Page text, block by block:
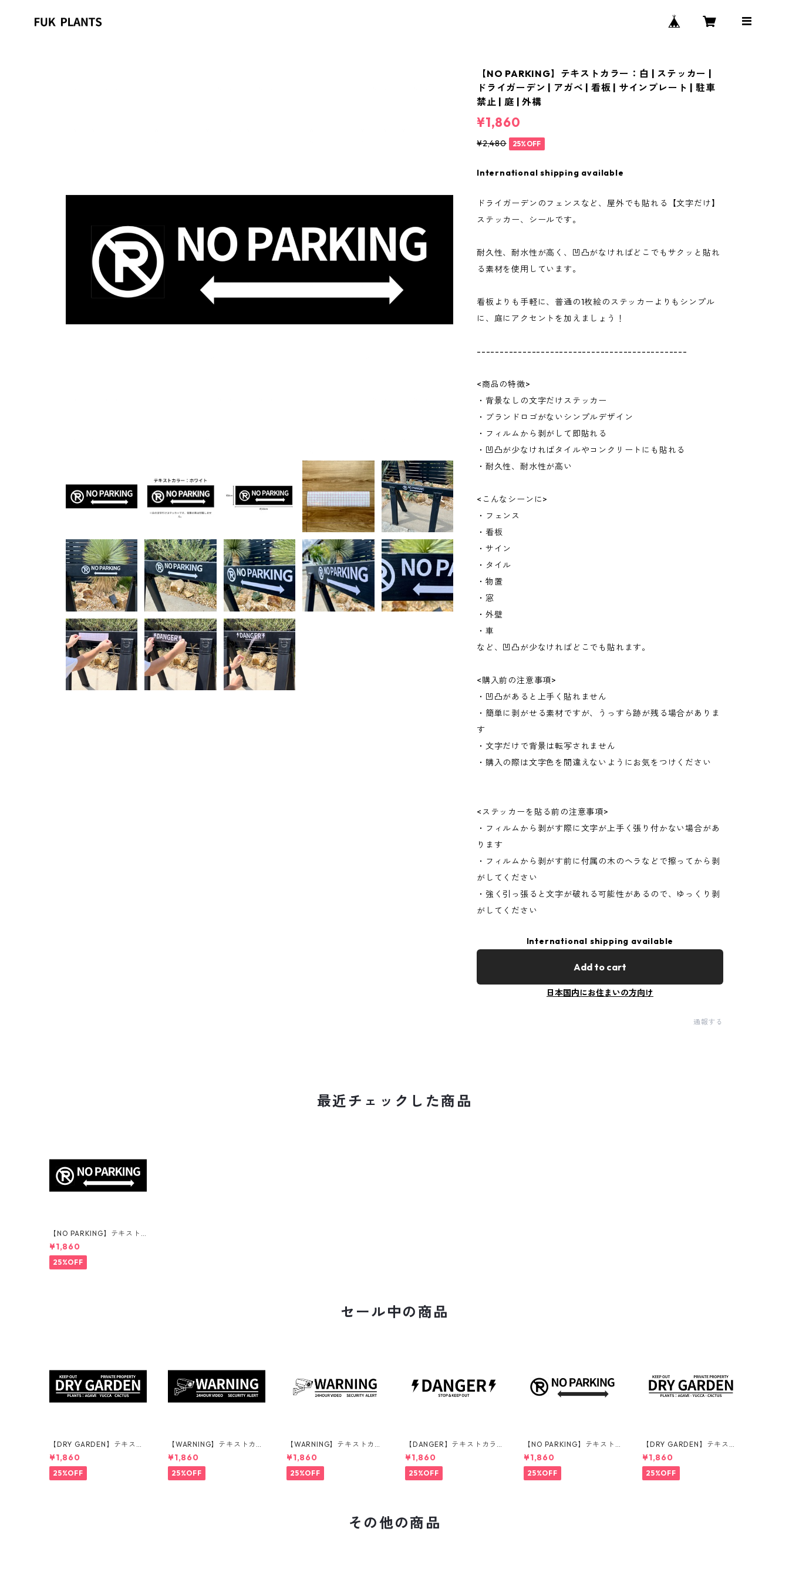
【NO PARKING】テキストカラー：白 | ステッカー |
ドライガーデン | アガベ | 看板 | サインプレート | 駐車
禁止 | 庭 | 外構
¥1,860
¥2,480 25%OFF
International shipping available
ドライガーデンのフェンスなど、屋外でも貼れる【文字だけ】
ステッカー、シールです。
耐久性、耐水性が高く、凹凸がなければどこでもサクッと貼れ
る素材を使用しています。
看板よりも手軽に、普通の1枚絵のステッカーよりもシンプル
に、庭にアクセントを加えましょう！
----------------------------------------------
<商品の特徴>
・背景なしの文字だけステッカー
・ブランドロゴがないシンプルデザイン
・フィルムから剥がして即貼れる
・凹凸が少なければタイルやコンクリートにも貼れる
・耐久性、耐水性が高い
<こんなシーンに>
・フェンス
・看板
・サイン
・タイル
・物置
・窓
・外壁
・車
など、凹凸が少なければどこでも貼れます。
<購入前の注意事項>
・凹凸があると上手く貼れません
・簡単に剥がせる素材ですが、うっすら跡が残る場合がありま
す
・文字だけで背景は転写されません
・購入の際は文字色を間違えないようにお気をつけください
<ステッカーを貼る前の注意事項>
・フィルムから剥がす際に文字が上手く張り付かない場合があ
ります
・フィルムから剥がす前に付属の木のヘラなどで擦ってから剥
がしてください
・強く引っ張ると文字が破れる可能性があるので、ゆっくり剥
がしてください
International shipping available
Add to cart
日本国内にお住まいの方向け
通報する
最近チェックした商品
【NO PARKING】テキスト
カラー：白 | ステッカー | ド
ライガーデン | アガベ | 看板
| サインプレート | 駐車禁止
| 庭 | 外構
¥1,860
25%OFF
セール中の商品
【DRY GARDEN】テキスト
カラー：白 | ステッカー | ド
ライガーデン | アガベ | 看板
| サインプレート | 庭 | 外構
¥1,860
25%OFF
【WARNING】テキストカラ
ー：白 | ステッカー | ドライ
ガーデン | アガベ | 看板 | サ
インプレート | 監視カメラ |
庭 | 外構
¥1,860
25%OFF
【WARNING】テキストカラ
ー：黒 | ステッカー | ドライ
ガーデン | アガベ | 看板 | サ
インプレート | 監視カメラ |
庭 | 外構
¥1,860
25%OFF
【DANGER】テキストカラ
ー：黒 | ステッカー | ドライ
ガーデン | アガベ | 看板 | サ
インプレート | 危険 | 立ち入
り禁止 | 庭 | 外構
¥1,860
25%OFF
【NO PARKING】テキスト
カラー：黒 | ステッカー | ド
ライガーデン | アガベ | 看板
| サインプレート | 駐車禁止
| 庭 | 外構
¥1,860
25%OFF
【DRY GARDEN】テキスト
カラー：黒 | ステッカー | ド
ライガーデン | アガベ | 看板
| サインプレート | 庭 | 外構
¥1,860
25%OFF
その他の商品